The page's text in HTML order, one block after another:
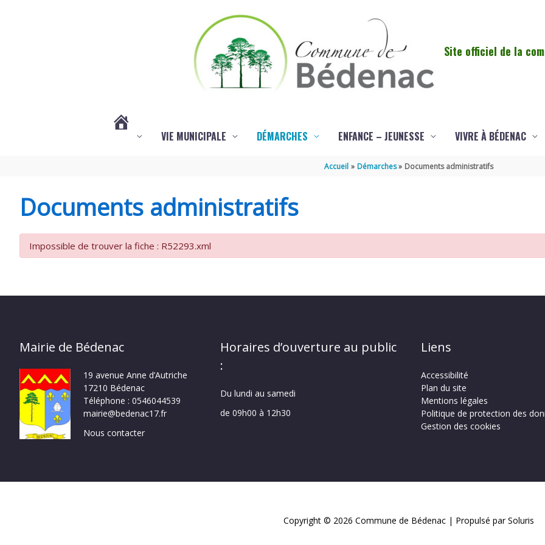
Site officiel de la
DE
VIE MUNICIPALE DÉMARCHES ENFANCE – JEUNESSE VIVRE À BÉDENAC
Accueil Démarches Documents administratifs
Documents administratifs
Impossible de trouver la fiche : R52293.xml
Mairie de Bédenac
19 avenue Anne d’Autriche
17210 Bédenac
Téléphone : 0546044539
mairie@bedenac17.fr
Nous contacter
Horaires d’ouverture au public
:
Du lundi au samedi
de 09h00 à 12h30
Liens
Accessibilité
Plan du site
Mentions légales
Politique de protection des
Gestion des cookies
Copyright © 2026 Commune de Bédenac | Propulsé par Soluris